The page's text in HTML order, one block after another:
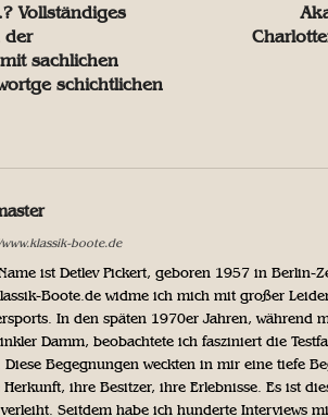
Vollständiges
der
sachlichen
schichtlichen
boote.de
ist Detlev Pickert, geboren 1957 in Berlin-
Boote.de widme ich mich mit großer
In den späten 1970er Jahren, während
Damm, beobachtete ich fasziniert die
Diese Begegnungen weckten in mir eine tiefe
ihre Besitzer, ihre Erlebnisse. Es ist
verleiht. Seitdem habe ich hunderte Interviews